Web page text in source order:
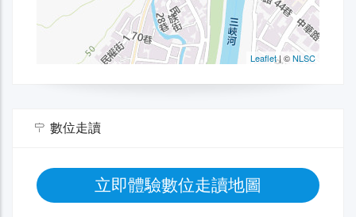
數位走讀
立即體驗數位走讀地圖